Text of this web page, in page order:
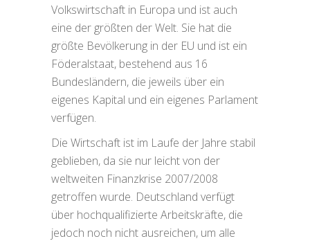
Volkswirtschaft in Europa und ist auch
eine der größten der Welt. Sie hat die
größte Bevölkerung in der EU und ist ein
Föderalstaat, bestehend aus 16
Bundesländern, die jeweils über ein
eigenes Kapital und ein eigenes Parlament
verfügen.
Die Wirtschaft ist im Laufe der Jahre stabil
geblieben, da sie nur leicht von der
weltweiten Finanzkrise 2007/2008
getroffen wurde. Deutschland verfügt
über hochqualifizierte Arbeitskräfte, die
jedoch noch nicht ausreichen, um alle